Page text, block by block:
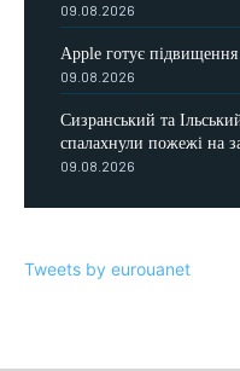
09.08.2026
Apple готує
09.08.2026
Сизранський та
спалахнули пожежі на
09.08.2026
Tweets by eurouanet